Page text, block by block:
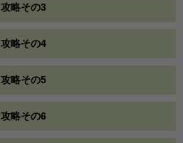
攻略その3
攻略その4
攻略その5
攻略その6